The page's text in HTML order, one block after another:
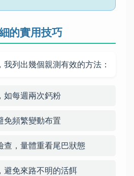
的實用技巧
列出幾個親測有效的方法：
如每週兩次鈣粉
免頻繁變動布置
查，量體重看尾巴狀態
避免來路不明的活餌